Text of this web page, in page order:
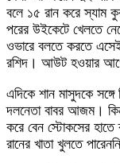
বলে ১৫ রান করে স্যাম
পরের উইকেটে খেলতে
ওভারে বলতে করতে
রশিদ। আউট হওয়ার
এদিকে শান মাসুদকে সঙ্গে
দলনেতা বাবর আজম।
করে বেন স্টোকসের
রানের খাতা খুলতে